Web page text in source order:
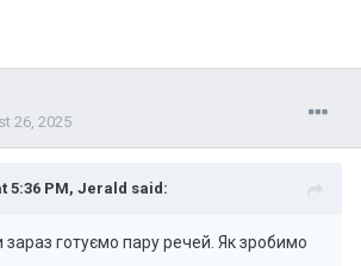
26, 2025
5:36 PM, Jerald said:
готуємо пару речей. Як зробимо